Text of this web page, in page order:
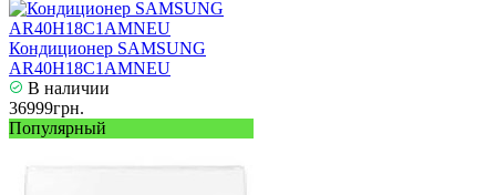
Кондиционер SAMSUNG
AR40H18C1AMNEU
В наличии
36999грн.
Популярный